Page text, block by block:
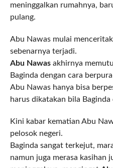
meninggalkan rumahnya,
pulang.
Abu Nawas mulai
sebenarnya terjadi.
Abu Nawas akhirnya
Baginda dengan cara
Abu Nawas hanya bisa
harus dikatakan bila Baginda
Kini kabar kematian Abu
pelosok negeri.
Baginda sangat terkejut,
namun juga merasa kasihan